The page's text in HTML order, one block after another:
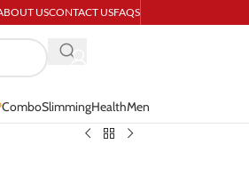
USCONTACT USFAQS
ComboSlimmingHealthMen